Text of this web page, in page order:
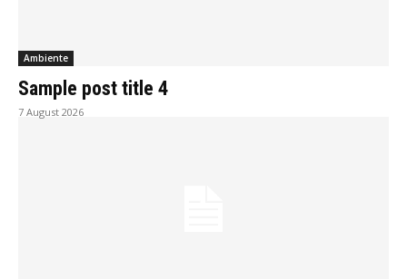
Ambiente
Sample post title 4
7 August 2026